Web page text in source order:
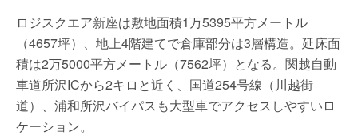
ロジスクエア新座は敷地面積1万5395平方メートル
（4657坪）、地上4階建てで倉庫部分は3層構造。延床面
積は2万5000平方メートル（7562坪）となる。関越自動
車道所沢ICから2キロと近く、国道254号線（川越街
道）、浦和所沢バイパスも大型車でアクセスしやすいロ
ケーション。